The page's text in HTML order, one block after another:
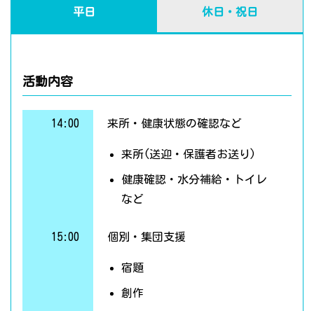
平日 休日・祝日
活動内容
14:00 来所・健康状態の確認など
来所(送迎・保護者お送り)
健康確認・水分補給・トイレ
など
15:00 個別・集団支援
宿題
創作